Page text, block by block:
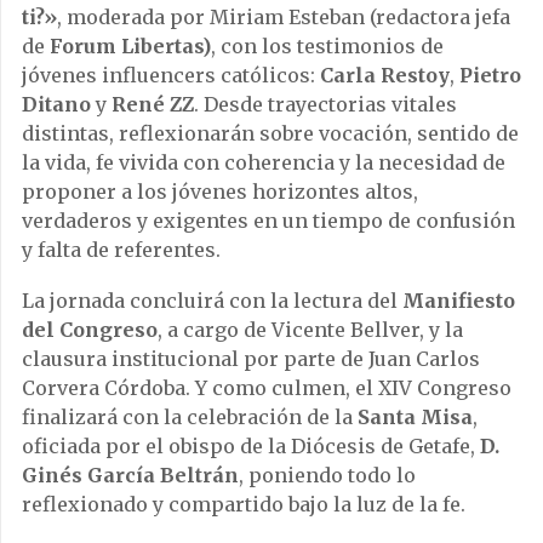
ti?», moderada por Miriam Esteban (redactora jefa
de Forum Libertas), con los testimonios de
jóvenes influencers católicos: Carla Restoy, Pietro
Ditanoy René ZZ. Desde trayectorias vitales
distintas, reflexionarán sobre vocación, sentido de
la vida, fe vivida con coherencia y la necesidad de
proponer a los jóvenes horizontes altos,
verdaderos y exigentes en un tiempo de confusión
y falta de referentes.
La jornada concluirá con la lectura del Manifiesto
del Congreso, a cargo de Vicente Bellver, y la
clausura institucional por parte de Juan Carlos
Corvera Córdoba. Y como culmen, el XIV Congreso
finalizará con la celebración de la Santa Misa,
oficiada por el obispo de la Diócesis de Getafe, D.
Ginés García Beltrán, poniendo todo lo
reflexionado y compartido bajo la luz de la fe.